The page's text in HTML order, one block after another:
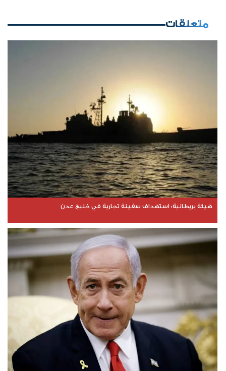
متعلقات
هيئة بريطانية: استهداف سفينة تجارية في خليج عدن